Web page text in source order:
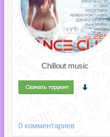
Chillout music
0 комментариев